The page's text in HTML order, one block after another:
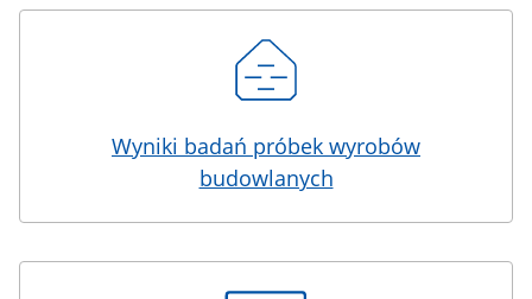
Wyniki badań próbek wyrobów
budowlanych